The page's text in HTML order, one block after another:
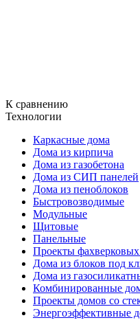
К сравнению
Технологии
Каркасные дома
Дома из кирпича
Дома из газобетона
Дома из СИП панелей
Дома из пеноблоков
Быстровозводимые
Модульные
Щитовые
Панельные
Проекты
Дома из блоков под
Дома из
Комбинированные
Проекты домов со
Энергоэффективные